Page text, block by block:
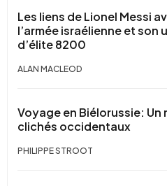
Les liens de Lionel Messi
l’armée israélienne et son
d’élite 8200
ALAN MACLEOD
Voyage en Biélorussie:
clichés occidentaux
PHILIPPE STROOT